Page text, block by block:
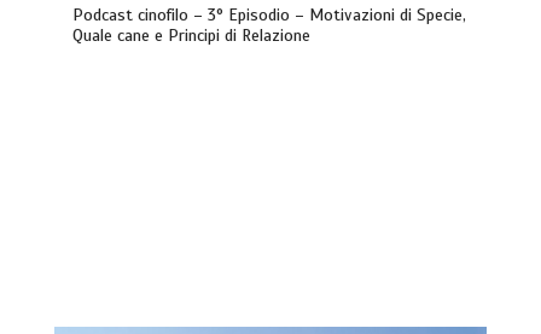
Podcast cinofilo – 3° Episodio – Motivazioni di Specie,
Quale cane e Principi di Relazione